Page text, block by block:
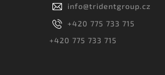
info@tridentgroup.cz
+420 775 733 715
+420 775 733 715